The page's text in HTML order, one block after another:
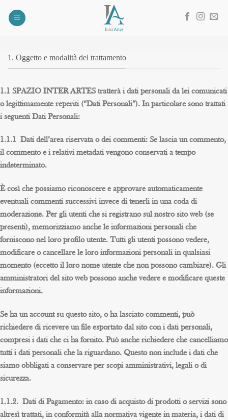
1. Oggetto e modalità del trattamento
1.1 SPAZIO INTER ARTES tratterà i dati personali da lei comunicati
o legittimamente reperiti (“Dati Personali”). In particolare sono trattati
i seguenti Dati Personali:
1.1.1 Dati dell’area riservata o dei commenti: Se lascia un commento,
il commento e i relativi metadati vengono conservati a tempo
indeterminato.
È così che possiamo riconoscere e approvare automaticamente
eventuali commenti successivi invece di tenerli in una coda di
moderazione. Per gli utenti che si registrano sul nostro sito web (se
presenti), memorizziamo anche le informazioni personali che
forniscono nel loro profilo utente. Tutti gli utenti possono vedere,
modificare o cancellare le loro informazioni personali in qualsiasi
momento (eccetto il loro nome utente che non possono cambiare). Gli
amministratori del sito web possono anche vedere e modificare queste
informazioni.
Se ha un account su questo sito, o ha lasciato commenti, può
richiedere di ricevere un file esportato dal sito con i dati personali,
compresi i dati che ci ha fornito. Può anche richiedere che cancelliamo
tutti i dati personali che la riguardano. Questo non include i dati che
siamo obbligati a conservare per scopi amministrativi, legali o di
sicurezza.
1.1.2. Dati di Pagamento: in caso di acquisto di prodotti o servizi sono
altresì trattati, in conformità alla normativa vigente in materia, i dati di